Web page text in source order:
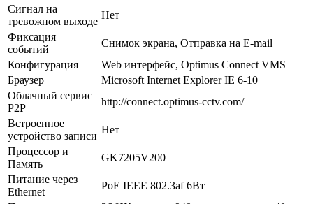
Сигнал на
тревожном выходе
Нет
Фиксация
событий
Снимок экрана, Отправка на E-mail
Конфигурация
Web интерфейс, Optimus Connect VMS
Браузер
Microsoft Internet Explorer IE 6-10
Облачный сервис
P2P
http://connect.optimus-cctv.com/
Встроенное
устройство записи
Нет
Процессор и
Память
GK7205V200
Питание через
Ethernet
PoE IEEE 802.3af 6Вт